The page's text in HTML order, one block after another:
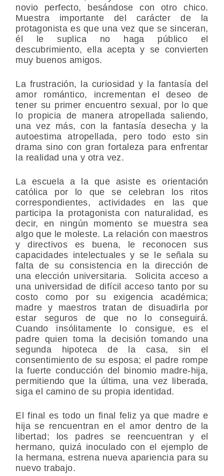
novio perfecto, besándose con otro chico.
Muestra importante del carácter de la
protagonista es que una vez que se sinceran,
él le suplica no haga público el
descubrimiento, ella acepta y se convierten
muy buenos amigos.
La frustración, la curiosidad y la fantasía del
amor romántico, incrementan el deseo de
tener su primer encuentro sexual, por lo que
lo propicia de manera atropellada saliendo,
una vez más, con la fantasía desecha y la
autoestima atropellada, pero todo esto sin
drama sino con gran fortaleza para enfrentar
la realidad una y otra vez.
La escuela a la que asiste es orientación
católica por lo que se celebran los ritos
correspondientes, actividades en las que
participa la protagonista con naturalidad, es
decir, en ningún momento se muestra sea
algo que le moleste. La relación con maestros
y directivos es buena, le reconocen sus
capacidades intelectuales y se le señala su
falta de su consistencia en la dirección de
una elección universitaria. Solicita acceso a
una universidad de difícil acceso tanto por su
costo como por su exigencia académica;
madre y maestros tratan de disuadirla por
estar seguros de que no lo conseguirá.
Cuando insólitamente lo consigue, es el
padre quien toma la decisión tomando una
segunda hipoteca de la casa, sin el
consentimiento de su esposa; el padre rompe
la fuerte conducción del binomio madre-hija,
permitiendo que la última, una vez liberada,
siga el camino de su propia identidad.
El final es todo un final feliz ya que madre e
hija se rencuentran en el amor dentro de la
libertad; los padres se reencuentran y el
hermano, quizá inoculado con el ejemplo de
la hermana, estrena nueva apariencia para su
nuevo trabajo.